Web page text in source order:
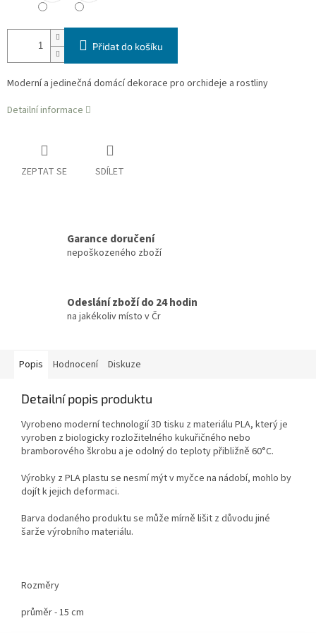
Přidat do košíku
Moderní a jedinečná domácí dekorace pro orchideje a rostliny
Detailní informace
ZEPTAT SE SDÍLET
Garance doručení
nepoškozeného zboží
Odeslání zboží do 24 hodin
na jakékoliv místo v Čr
Popis Hodnocení Diskuze
Detailní popis produktu
Vyrobeno moderní technologií 3D tisku z materiálu PLA, který je
vyroben z biologicky rozložitelného kukuřičného nebo
bramborového škrobu a je odolný do teploty přibližně 60°C.
Výrobky z PLA plastu se nesmí mýt v myčce na nádobí, mohlo by
dojít k jejich deformaci.
Barva dodaného produktu se může mírně lišit z důvodu jiné
šarže výrobního materiálu.
Rozměry
průměr - 15 cm